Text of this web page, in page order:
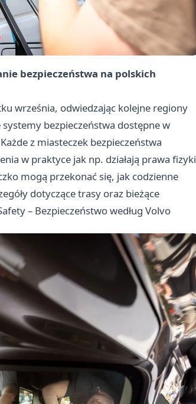
bezpieczeństwa na polskich
września, odwiedzając kolejne regiony
bezpieczeństwa dostępne w
z miasteczek bezpieczeństwa
w praktyce jak np. działają prawa fizyki
mogą przekonać się, jak codzienne
dotyczące trasy oraz bieżące
– Bezpieczeństwo według Volvo